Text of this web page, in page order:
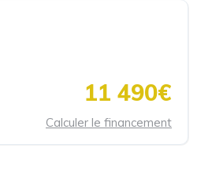
11 490€
Calculer le financement